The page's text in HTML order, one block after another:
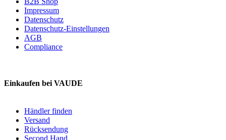
Impressum
Datenschutz
Datenschutz-Einstellungen
AGB
Compliance
Einkaufen bei VAUDE
Händler finden
Versand
Rücksendung
Second Hand